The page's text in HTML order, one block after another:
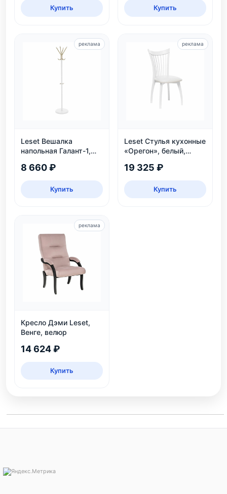
Купить Купить
Leset Вешалка
напольная Галант-1,
8 660 ₽
Купить
реклама
Leset Стулья кухонные
«Орегон», белый,
19 325 ₽
Купить
реклама
Кресло Дэми Leset,
Венге, велюр
14 624 ₽
Купить
реклама